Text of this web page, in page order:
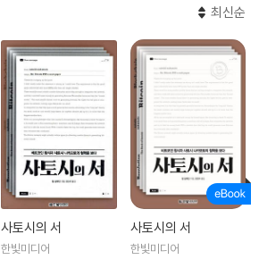
최신순
사토시의 서
한빛미디어
사토시의 서
한빛미디어